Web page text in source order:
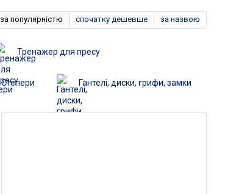
за популярністю спочатку дешевше за назвою
Тренажер для пресу
Степери Гантелі, диски, грифи, замки